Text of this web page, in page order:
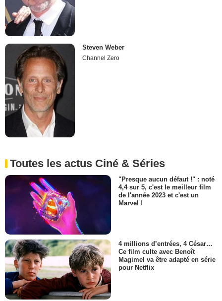
Steven Weber
Channel Zero
Toutes les actus Ciné & Séries
"Presque aucun défaut !" : noté
4,4 sur 5, c'est le meilleur film
de l'année 2023 et c'est un
Marvel !
4 millions d’entrées, 4 César…
Ce film culte avec Benoît
Magimel va être adapté en série
pour Netflix